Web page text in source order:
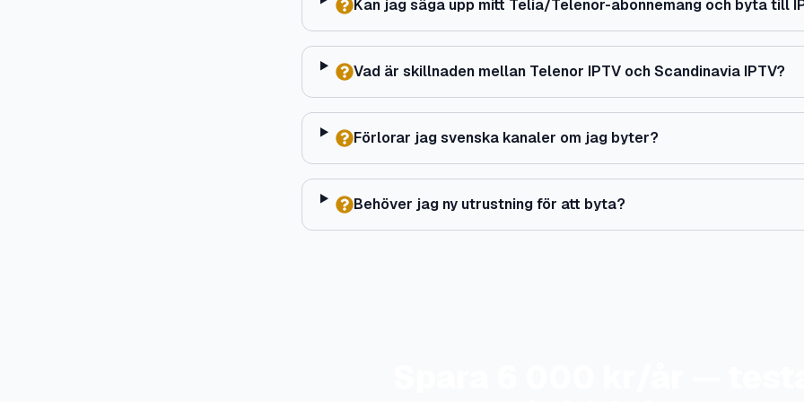
Kan jag säga upp mitt Telia/Telenor-abonnemang och byta till
Vad är skillnaden mellan Telenor IPTV och Scandinavia IPTV?
Förlorar jag svenska kanaler om jag byter?
Behöver jag ny utrustning för att byta?